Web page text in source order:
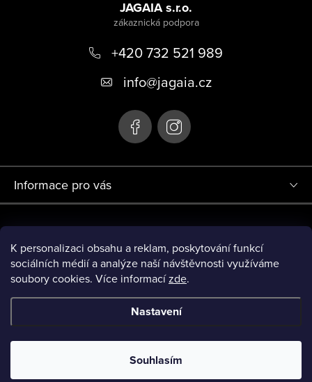
K personalizaci obsahu a reklam, poskytování funkcí
sociálních médií a analýze naší návštěvnosti využíváme
soubory cookies. Více informacízde.
Nastavení
Souhlasím
JAGAIA s.r.o.
+420 732 521 989
info@jagaia.cz
Informace pro vás
Evropskou Unií - Next Generation EU.
nastavení cookies